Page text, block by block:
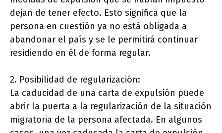
dejan de tener efecto. Esto significa que la
persona en cuestión ya no está obligada a
abandonar el país y se le permitirá continuar
residiendo en él de forma regular.
2. Posibilidad de regularización:
La caducidad de una carta de expulsión puede
abrir la puerta a la regularización de la situación
migratoria de la persona afectada. En algunos